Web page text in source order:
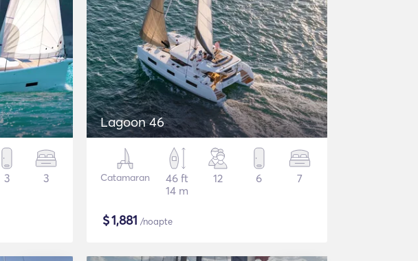
3 3
Lagoon 46
Catamaran
46 ft
14 m
12 6 7
$1,881 /noapte